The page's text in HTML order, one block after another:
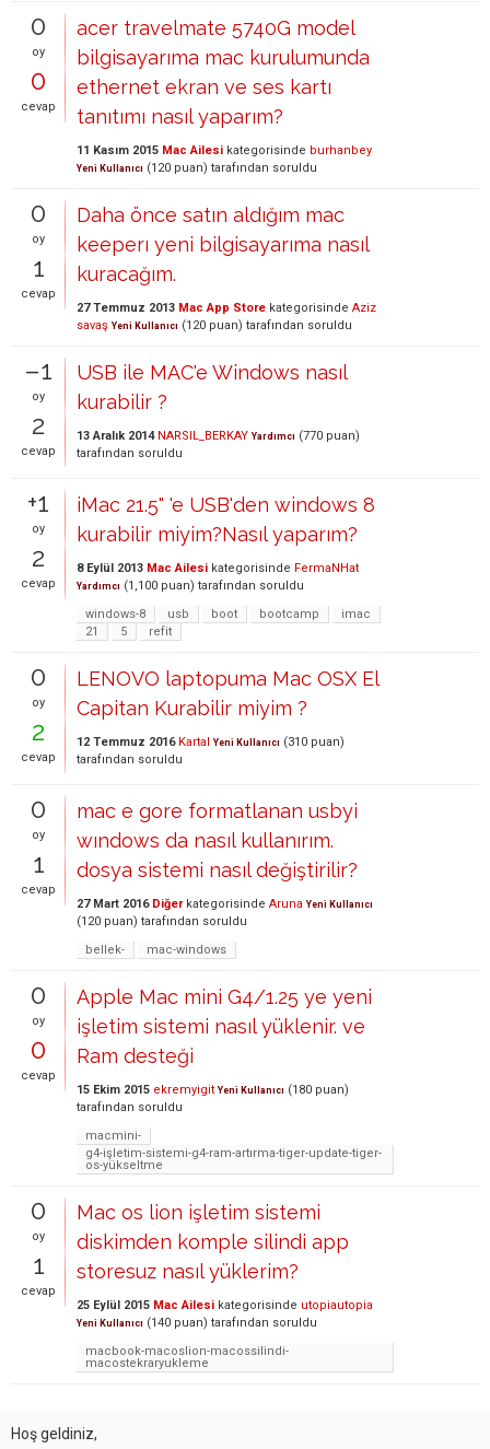
0
oy
0
cevap
acer travelmate 5740G model
bilgisayarıma mac kurulumunda
ethernet ekran ve ses kartı
tanıtımı nasıl yaparım?
11 Kasım 2015 Mac Ailesi kategorisinde burhanbey
Yeni Kullanıcı (120 puan) tarafından soruldu
0
oy
1
cevap
Daha önce satın aldığım mac
keeperı yeni bilgisayarıma nasıl
kuracağım.
27 Temmuz 2013 Mac App Store kategorisinde Aziz
savaş Yeni Kullanıcı (120 puan) tarafından soruldu
–1
oy
2
cevap
USB ile MAC'e Windows nasıl
kurabilir ?
13 Aralık 2014 NARSIL_BERKAY Yardımcı (770 puan)
tarafından soruldu
+1
oy
2
cevap
iMac 21.5" 'e USB'den windows 8
kurabilir miyim?Nasıl yaparım?
8 Eylül 2013 Mac Ailesi kategorisinde FermaNHat
Yardımcı (1,100 puan) tarafından soruldu
windows-8
usb boot bootcamp
imac
21
5 refit
0
oy
2
cevap
LENOVO laptopuma Mac OSX El
Capitan Kurabilir miyim ?
12 Temmuz 2016 Kartal Yeni Kullanıcı (310 puan)
tarafından soruldu
0
oy
1
cevap
mac e gore formatlanan usbyi
wındows da nasıl kullanırım.
dosya sistemi nasıl değiştirilir?
27 Mart 2016 Diğerkategorisinde Aruna Yeni Kullanıcı
(120 puan) tarafından soruldu
bellek-
mac-windows
0
oy
0
cevap
Apple Mac mini G4/1.25 ye yeni
işletim sistemi nasıl yüklenir. ve
Ram desteği
15 Ekim 2015 ekremyigit Yeni Kullanıcı (180 puan)
tarafından soruldu
macmini-
g4-işletim-sistemi-g4-ram-artırma-tiger-update-tiger-
os-yükseltme
0
oy
1
cevap
Mac os lion işletim sistemi
diskimden komple silindi app
storesuz nasıl yüklerim?
25 Eylül 2015 Mac Ailesi kategorisinde utopiautopia
Yeni Kullanıcı (140 puan) tarafından soruldu
macbook-macoslion-macossilindi-
macostekraryukleme
Hoş geldiniz,